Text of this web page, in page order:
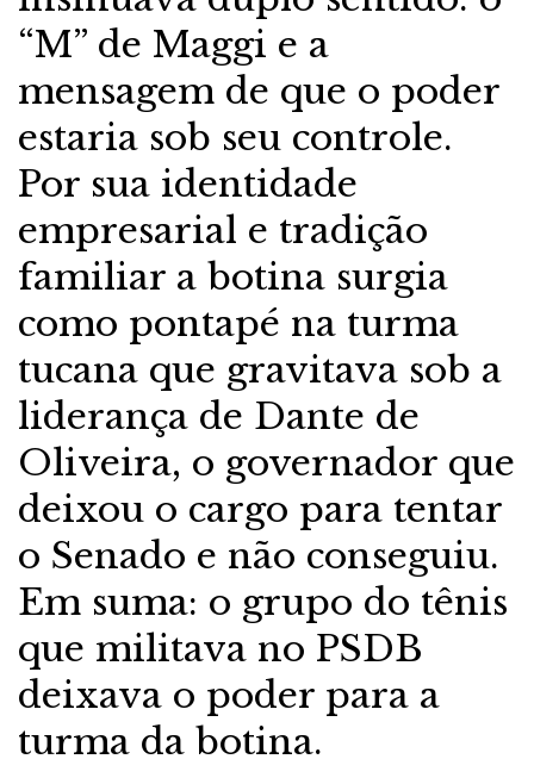
“M” de Maggi e a
mensagem de que o poder
estaria sob seu controle.
Por sua identidade
empresarial e tradição
familiar a botina surgia
como pontapé na turma
tucana que gravitava sob a
liderança de Dante de
Oliveira, o governador que
deixou o cargo para tentar
o Senado e não conseguiu.
Em suma: o grupo do tênis
que militava no PSDB
deixava o poder para a
turma da botina.